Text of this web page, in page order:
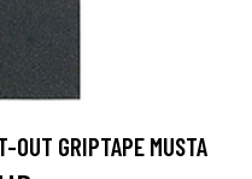
OUT GRIPTAPE MUSTA